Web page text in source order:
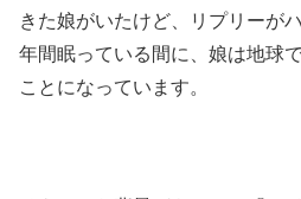
きた娘がいたけど、リプリーが
年間眠っている間に、娘は地球
ことになっています。